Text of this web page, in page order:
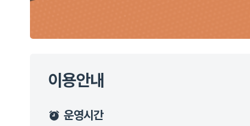
이용안내
운영시간